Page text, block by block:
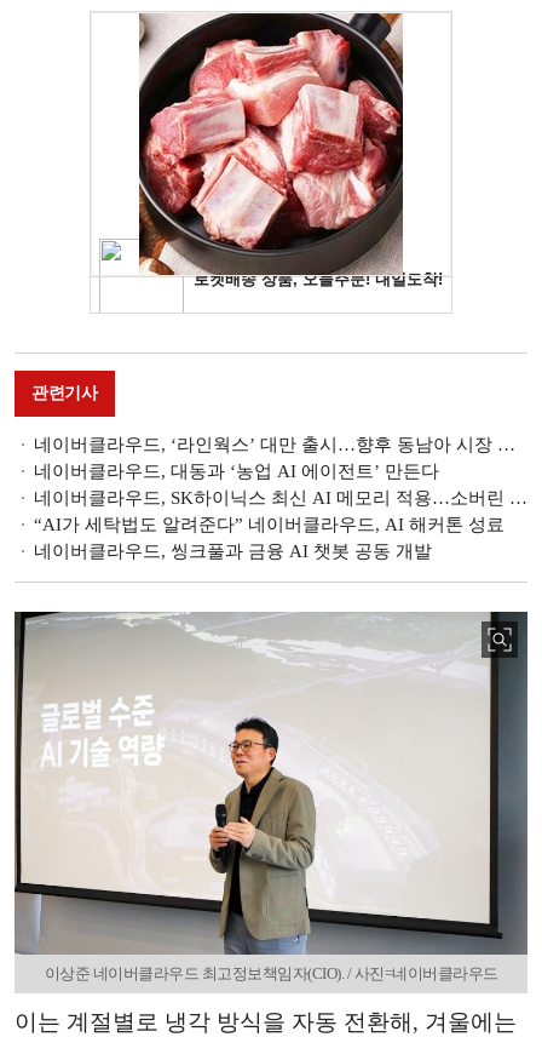
관련기사
네이버클라우드, ‘라인웍스’ 대만 출시…향후 동남아 시장 정조준
네이버클라우드, 대동과 ‘농업 AI 에이전트’ 만든다
네이버클라우드, SK하이닉스 최신 AI 메모리 적용…소버린 AI 인프라 강화
“AI가 세탁법도 알려준다” 네이버클라우드, AI 해커톤 성료
네이버클라우드, 씽크풀과 금융 AI 챗봇 공동 개발
이상준 네이버클라우드 최고정보책임자(CIO). / 사진=네이버클라우드
이는 계절별로 냉각 방식을 자동 전환해, 겨울에는